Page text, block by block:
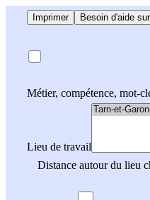
Imprimer Besoin d'aide
Métier, compétence, mot-
Lieu de travail
Distance autour du lieu